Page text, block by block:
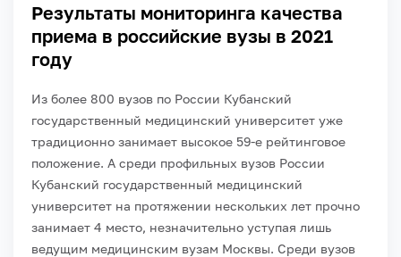
Результаты мониторинга качества
приема в российские вузы в 2021
году
Из более 800 вузов по России Кубанский
государственный медицинский университет уже
традиционно занимает высокое 59-е рейтинговое
положение. А среди профильных вузов России
Кубанский государственный медицинский
университет на протяжении нескольких лет прочно
занимает 4 место, незначительно уступая лишь
ведущим медицинским вузам Москвы. Среди вузов